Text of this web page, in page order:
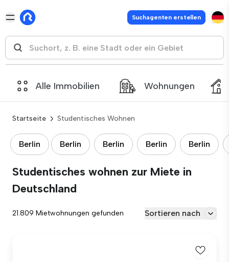
Suchagenten erstellen
Alle Immobilien Wohnungen
Startseite Studentisches Wohnen
Berlin Berlin Berlin Berlin Berlin
Studentisches wohnen zur Miete in
Deutschland
21.809 Mietwohnungen gefunden Sortieren nach